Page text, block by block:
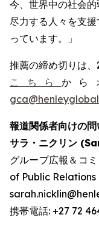
今、世界中の社会
尽力する人々を支
っています。」
推薦の締め切りは、
こちら から
報道関係者向けの
サラ・ニクリン
グループ広報＆コ
of Public
携帯電話: +27 72